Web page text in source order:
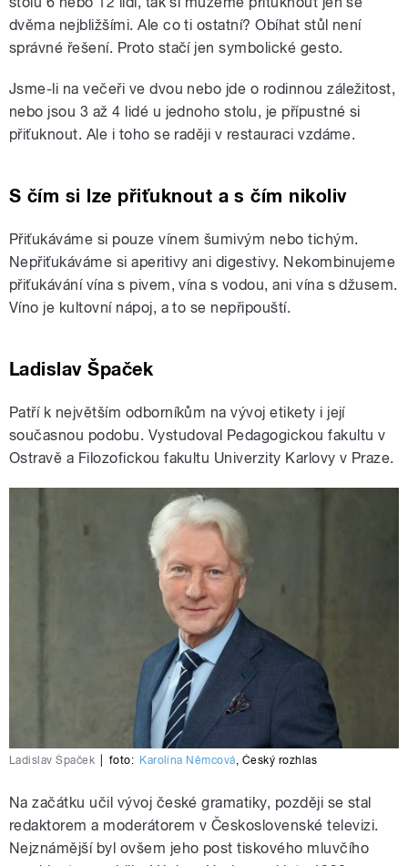
dvěma nejbližšími. Ale co ti ostatní? Obíhat stůl není
správné řešení. Proto stačí jen symbolické gesto.
Jsme-li na večeři ve dvou nebo jde o rodinnou záležitost,
nebo jsou 3 až 4 lidé u jednoho stolu, je přípustné si
přiťuknout. Ale i toho se raději v restauraci vzdáme.
S čím si lze přiťuknout a s čím nikoliv
Přiťukáváme si pouze vínem šumivým nebo tichým.
Nepřiťukáváme si aperitivy ani digestivy. Nekombinujeme
přiťukávání vína s pivem, vína s vodou, ani vína s džusem.
Víno je kultovní nápoj, a to se nepřipouští.
Ladislav Špaček
Patří k největším odborníkům na vývoj etikety i její
současnou podobu. Vystudoval Pedagogickou fakultu v
Ostravě a Filozofickou fakultu Univerzity Karlovy v Praze.
Ladislav Špaček foto: Karolína Němcová, Český rozhlas
Na začátku učil vývoj české gramatiky, později se stal
redaktorem a moderátorem v Československé televizi.
Nejznámější byl ovšem jeho post tiskového mluvčího